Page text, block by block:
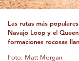
Las rutas más
Navajo Loop y el
formaciones rocosas
Foto: Matt Morgan